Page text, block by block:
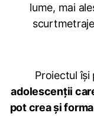
lume, mai
Proiectul
adolescenții
pot crea și